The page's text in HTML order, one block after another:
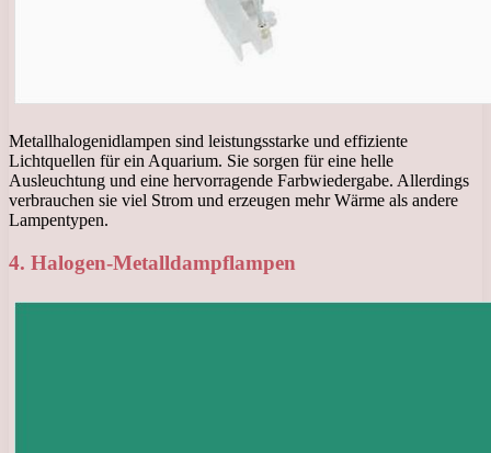
Metallhalogenidlampen sind leistungsstarke und effiziente
Lichtquellen für ein Aquarium. Sie sorgen für eine helle
Ausleuchtung und eine hervorragende Farbwiedergabe. Allerdings
verbrauchen sie viel Strom und erzeugen mehr Wärme als andere
Lampentypen.
4. Halogen-Metalldampflampen